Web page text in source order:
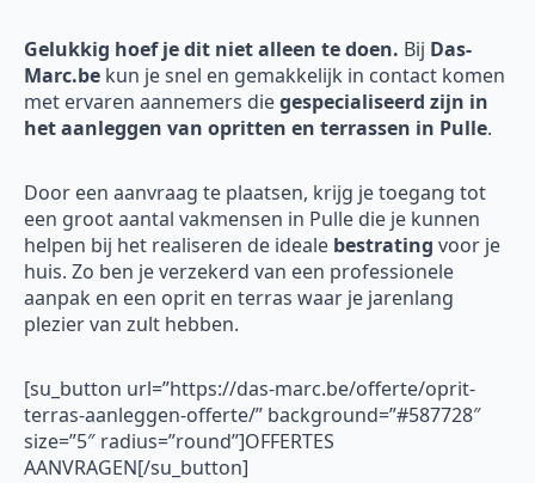
Gelukkig hoef je dit niet alleen te doen. Bij Das-
Marc.be kun je snel en gemakkelijk in contact komen
met ervaren aannemers diegespecialiseerd zijn in
het aanleggen van opritten en terrassen in Pulle.
Door een aanvraag te plaatsen, krijg je toegang tot
een groot aantal vakmensen in Pulle die je kunnen
helpen bij het realiseren de ideale bestrating voor je
huis. Zo ben je verzekerd van een professionele
aanpak en een oprit en terras waar je jarenlang
plezier van zult hebben.
[su_button url=”https://das-marc.be/offerte/oprit-
terras-aanleggen-offerte/” background=”#587728″
size=”5″ radius=”round”]OFFERTES
AANVRAGEN[/su_button]